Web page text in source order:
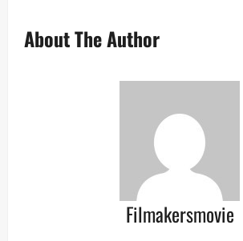
About The Author
Filmakersmovie